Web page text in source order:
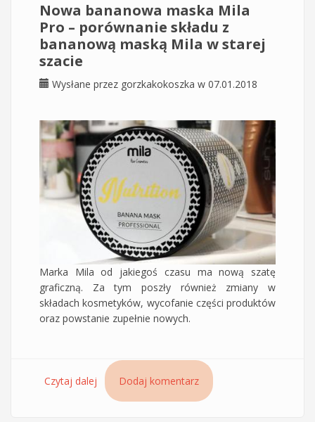
Nowa bananowa maska Mila
Pro – porównanie składu z
bananową maską Mila w starej
szacie
Wysłane przez gorzkakokoszka w 07.01.2018
Marka Mila od jakiegoś czasu ma nową szatę
graficzną. Za tym poszły również zmiany w
składach kosmetyków, wycofanie części produktów
oraz powstanie zupełnie nowych.
Czytaj dalej wpis Nowa bananowa maska Mila Pro –
porównanie składu z bananową maską Mila w
Dodaj komentarz